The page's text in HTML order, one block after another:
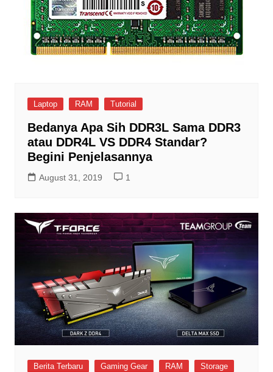
Laptop RAM Tutorial
Bedanya Apa Sih DDR3L Sama DDR3
atau DDR4L VS DDR4 Standar?
Begini Penjelasannya
August 31, 2019 1
Berita Terbaru Gaming Gear RAM Storage